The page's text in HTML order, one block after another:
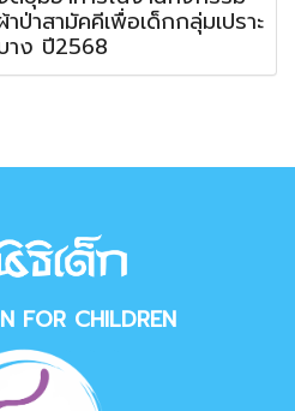
าป่าสามัคคีเพื่อเด็กกลุ่มเปราะ
าง ปี2568
FOR CHILDREN